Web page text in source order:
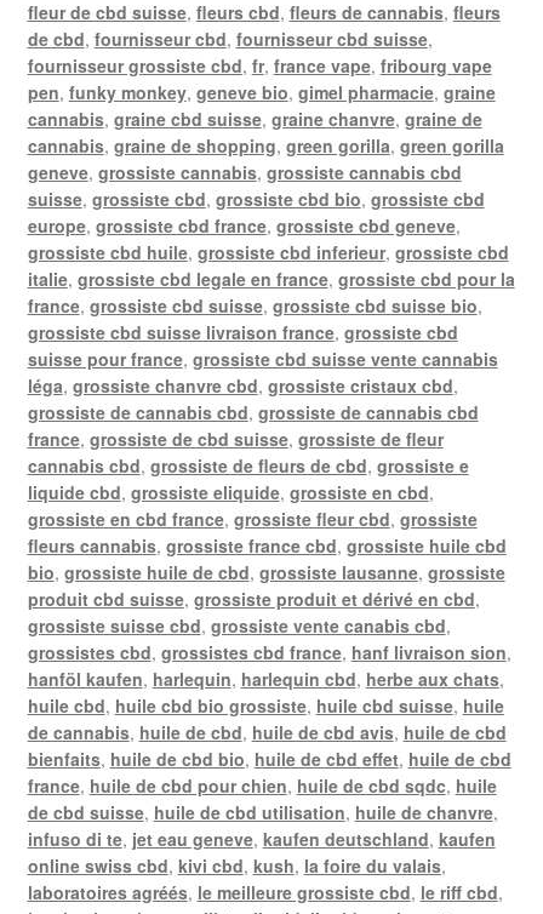
fleur de cbd suisse, fleurs cbd, fleurs de cannabis, fleurs
de cbd, fournisseur cbd, fournisseur cbd suisse,
fournisseur grossiste cbd, fr, france vape, fribourg vape
pen, funky monkey, geneve bio, gimel pharmacie, graine
cannabis, graine cbd suisse, graine chanvre, graine de
cannabis, graine de shopping, green gorilla, green gorilla
geneve, grossiste cannabis, grossiste cannabis cbd
suisse, grossiste cbd, grossiste cbd bio, grossiste cbd
europe, grossiste cbd france, grossiste cbd geneve,
grossiste cbd huile, grossiste cbd inferieur, grossiste cbd
italie, grossiste cbd legale en france, grossiste cbd pour la
france, grossiste cbd suisse, grossiste cbd suisse bio,
grossiste cbd suisse livraison france, grossiste cbd
suisse pour france, grossiste cbd suisse vente cannabis
léga, grossiste chanvre cbd, grossiste cristaux cbd,
grossiste de cannabis cbd, grossiste de cannabis cbd
france, grossiste de cbd suisse, grossiste de fleur
cannabis cbd, grossiste de fleurs de cbd, grossiste e
liquide cbd, grossiste eliquide, grossiste en cbd,
grossiste en cbd france, grossiste fleur cbd, grossiste
fleurs cannabis, grossiste france cbd, grossiste huile cbd
bio, grossiste huile de cbd, grossiste lausanne, grossiste
produit cbd suisse, grossiste produit et dérivé en cbd,
grossiste suisse cbd, grossiste vente canabis cbd,
grossistes cbd, grossistes cbd france, hanf livraison sion,
hanföl kaufen, harlequin, harlequin cbd, herbe aux chats,
huile cbd, huile cbd bio grossiste, huile cbd suisse, huile
de cannabis, huile de cbd, huile de cbd avis, huile de cbd
bienfaits, huile de cbd bio, huile de cbd effet, huile de cbd
france, huile de cbd pour chien, huile de cbd sqdc, huile
de cbd suisse, huile de cbd utilisation, huile de chanvre,
infuso di te, jet eau geneve, kaufen deutschland, kaufen
online swiss cbd, kivi cbd, kush, la foire du valais,
laboratoires agréés, le meilleure grossiste cbd, le riff cbd,